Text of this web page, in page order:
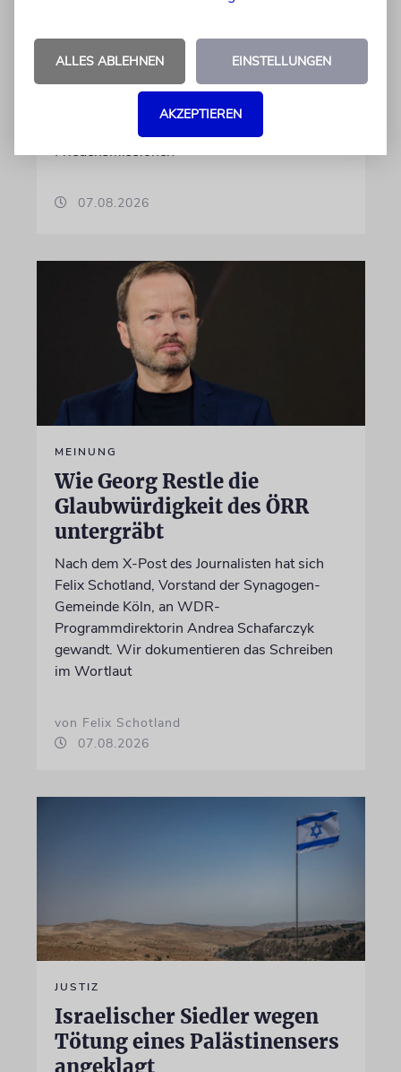
Auf US-Anfrage soll sich ein Kontingent der
ugandischen Armee der geplanten
internationalen Stabilisierungstruppe
anschließen. In Afrika zählt das Land zu den
größten Truppenstellern für
Friedensmissionen
07.08.2026
MEINUNG
Wie Georg Restle die
Glaubwürdigkeit des ÖRR
untergräbt
Nach dem X-Post des Journalisten hat sich
Felix Schotland, Vorstand der Synagogen-
Gemeinde Köln, an WDR-
Programmdirektorin Andrea Schafarczyk
gewandt. Wir dokumentieren das Schreiben
im Wortlaut
von Felix Schotland
07.08.2026
JUSTIZ
Israelischer Siedler wegen
Tötung eines Palästinensers
angeklagt
ALLES ABLEHNEN EINSTELLUNGEN
AKZEPTIEREN